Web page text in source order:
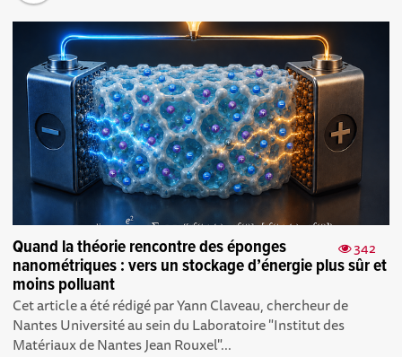
342
Quand la théorie rencontre des éponges
nanométriques : vers un stockage d’énergie plus sûr et
moins polluant
Cet article a été rédigé par Yann Claveau, chercheur de
Nantes Université au sein du Laboratoire "Institut des
Matériaux de Nantes Jean Rouxel"...